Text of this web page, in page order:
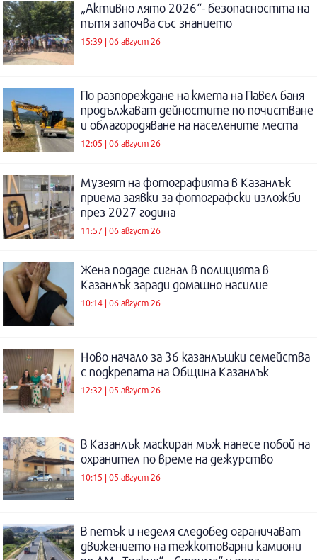
„Активно лято 2026“- безопасността на
пътя започва със знанието
15:39 | 06 август 26
По разпореждане на кмета на Павел баня
продължават дейностите по почистване
и облагородяване на населените места
12:05 | 06 август 26
Музеят на фотографията в Казанлък
приема заявки за фотографски изложби
през 2027 година
11:57 | 06 август 26
Жена подаде сигнал в полицията в
Казанлък заради домашно насилие
10:14 | 06 август 26
Ново начало за 36 казанлъшки семейства
с подкрепата на Община Казанлък
12:32 | 05 август 26
В Казанлък маскиран мъж нанесе побой на
охранител по време на дежурство
10:15 | 05 август 26
В петък и неделя следобед ограничават
движението на тежкотоварни камиони